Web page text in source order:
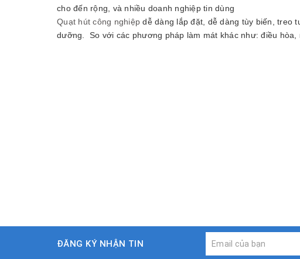
cho đến rộng, và nhiều doanh nghiệp tin dùng
Quạt hút công nghiệpdễ dàng lắp đặt, dễ dàng tùy biến, treo
dưỡng. So với các phương pháp làm mát khác như: điều
ĐĂNG KÝ NHẬN TIN